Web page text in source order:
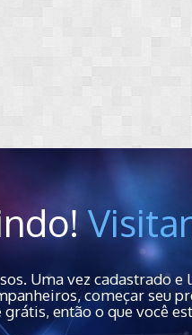
Uma vez cadastrado
começar seu
então o que você